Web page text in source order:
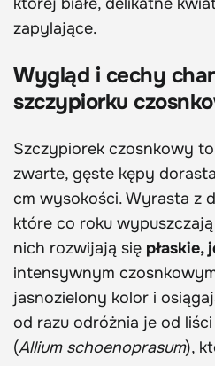
zapylające.
Wygląd i cechy
szczypiorku
Szczypiorek czosnkowy to
zwarte, gęste kępy
cm wysokości. Wyrasta z
które co roku
nich rozwijają się płaskie,
intensywnym
jasnozielony kolor i
od razu odróżnia je od liści
(Allium schoenoprasum),